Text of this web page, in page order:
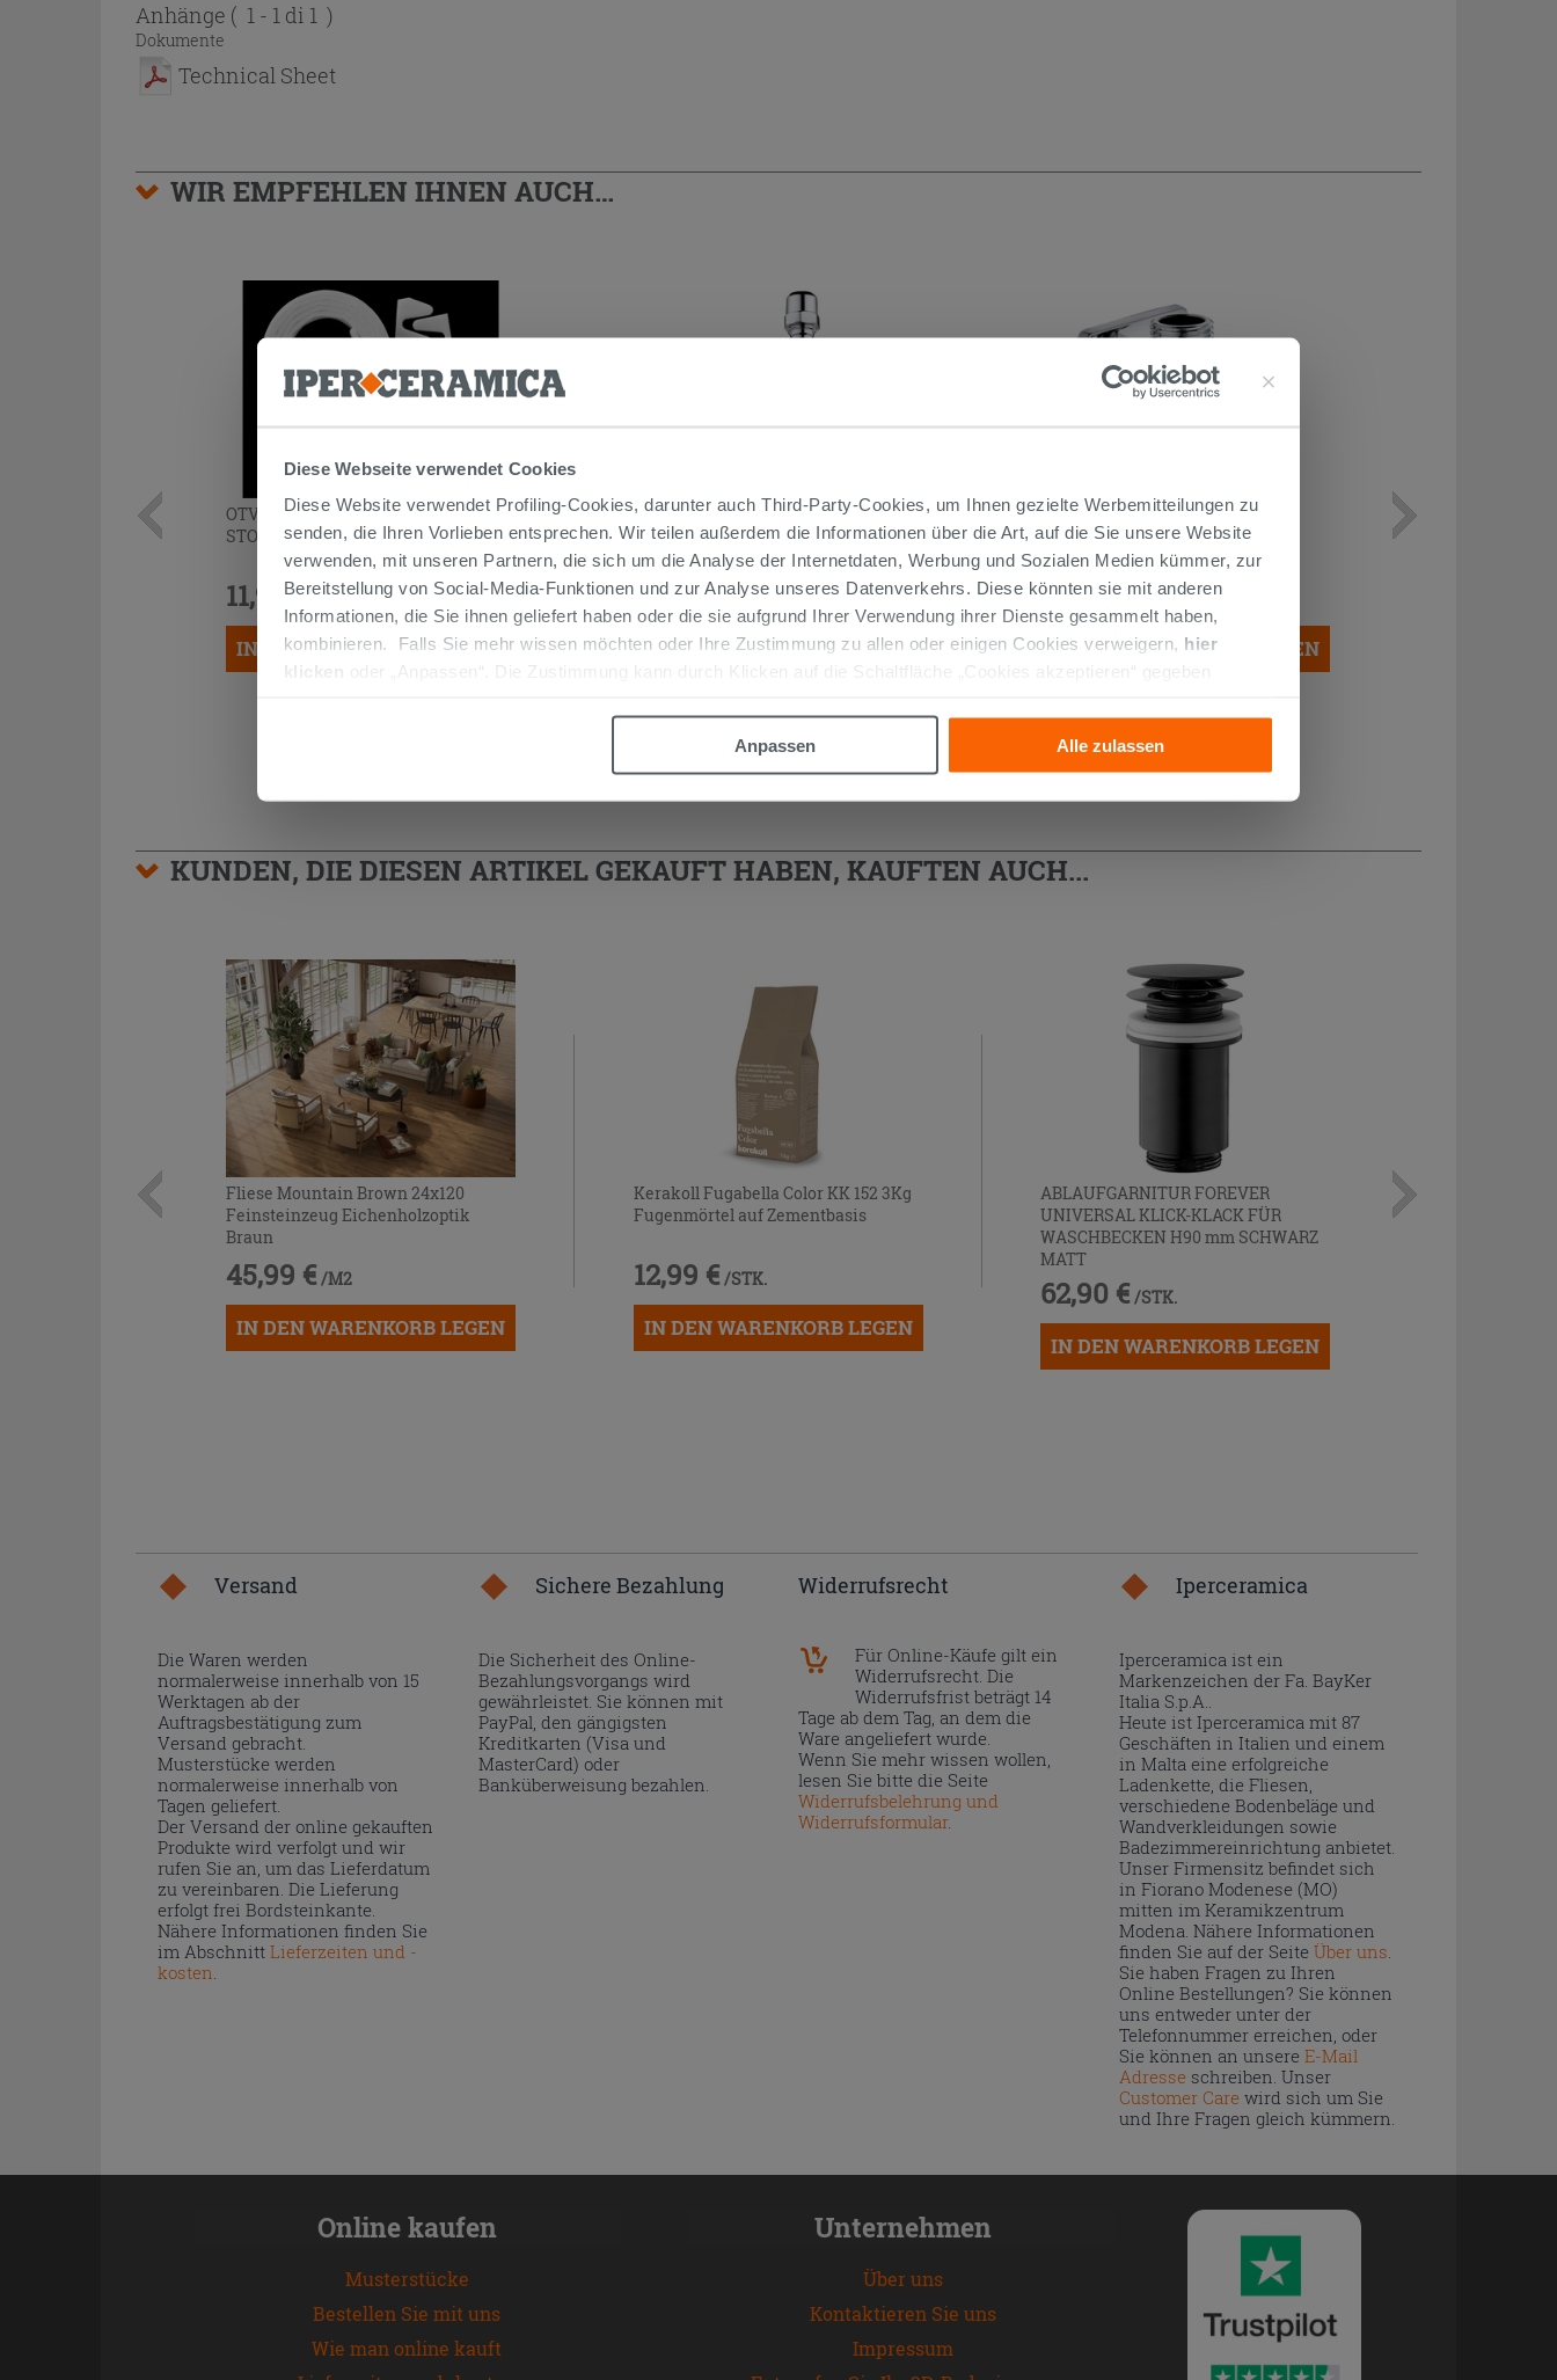
Diese Webseite verwendet Cookies
Diese Website verwendet Profiling-Cookies, darunter auch Third-Party-Cookies, um Ihnen gezielte Werbemitteilungen zu
senden, die Ihren Vorlieben entsprechen. Wir teilen außerdem die Informationen über die Art, auf die Sie unsere Website
verwenden, mit unseren Partnern, die sich um die Analyse der Internetdaten, Werbung und Sozialen Medien kümmer, zur
Bereitstellung von Social-Media-Funktionen und zur Analyse unseres Datenverkehrs. Diese könnten sie mit anderen
Informationen, die Sie ihnen geliefert haben oder die sie aufgrund Ihrer Verwendung ihrer Dienste gesammelt haben,
kombinieren. Falls Sie mehr wissen möchten oder Ihre Zustimmung zu allen oder einigen Cookies verweigern, hier
klicken
oder „Anpassen“. Die Zustimmung kann durch Klicken auf die Schaltfläche „Cookies akzeptieren“ gegeben
Anpassen
Alle zulassen
Anhänge ( 1 - 1 di 1 )
Dokumente
Technical Sheet
WIR EMPFEHLEN IHNEN AUCH…
OTVAL ZIG-ZAG UNIVERSAL-
STOSSSCHUTZSATZ FÜR SANITÄRE
11,90 € /STK.
IN DEN WARENKORB LEGEN
WASSERHAHN ZUR MONTAGE
UNTER DEM WASCHBECKEN MIT
FILTER UND GELENK CHROM
12,90 € /STK.
IN DEN WARENKORB LEGEN
WASSERHAHN ZUR MONTAGE
UNTER DEM WASCHBECKEN
QUADRATISCH CHROM
14,90 € /STK.
IN DEN WARENKORB LEGEN
KUNDEN, DIE DIESEN ARTIKEL GEKAUFT HABEN, KAUFTEN AUCH...
Fliese Mountain Brown 24x120
Feinsteinzeug Eichenholzoptik
Braun
45,99 € /M2
IN DEN WARENKORB LEGEN
Kerakoll Fugabella Color KK 152 3Kg
Fugenmörtel auf Zementbasis
12,99 € /STK.
IN DEN WARENKORB LEGEN
ABLAUFGARNITUR FOREVER
UNIVERSAL KLICK-KLACK FÜR
WASCHBECKEN H90 mm SCHWARZ
MATT
62,90 € /STK.
IN DEN WARENKORB LEGEN
Versand
Die Waren werden
normalerweise innerhalb von 15
Werktagen ab der
Auftragsbestätigung zum
Versand gebracht.
Musterstücke werden
normalerweise innerhalb von
Tagen geliefert.
Der Versand der online gekauften
Produkte wird verfolgt und wir
rufen Sie an, um das Lieferdatum
zu vereinbaren. Die Lieferung
erfolgt frei Bordsteinkante.
Nähere Informationen finden Sie
im Abschnitt Lieferzeiten und -
kosten.
Sichere Bezahlung
Die Sicherheit des Online-
Bezahlungsvorgangs wird
gewährleistet. Sie können mit
PayPal, den gängigsten
Kreditkarten (Visa und
MasterCard) oder
Banküberweisung bezahlen.
Widerrufsrecht
Für Online-Käufe gilt ein
Widerrufsrecht. Die
Widerrufsfrist beträgt 14
Tage ab dem Tag, an dem die
Ware angeliefert wurde.
Wenn Sie mehr wissen wollen,
lesen Sie bitte die Seite
Widerrufsbelehrung und
Widerrufsformular.
Iperceramica
Iperceramica ist ein
Markenzeichen der Fa. BayKer
Italia S.p.A..
Heute ist Iperceramica mit 87
Geschäften in Italien und einem
in Malta eine erfolgreiche
Ladenkette, die Fliesen,
verschiedene Bodenbeläge und
Wandverkleidungen sowie
Badezimmereinrichtung anbietet.
Unser Firmensitz befindet sich
in Fiorano Modenese (MO)
mitten im Keramikzentrum
Modena. Nähere Informationen
finden Sie auf der Seite Über uns.
Sie haben Fragen zu Ihren
Online Bestellungen? Sie können
uns entweder unter der
Telefonnummer erreichen, oder
Sie können an unsere E-Mail
Adresseschreiben. Unser
Customer Carewird sich um Sie
und Ihre Fragen gleich kümmern.
Online kaufen
Musterstücke
Bestellen Sie mit uns
Wie man online kauft
Unternehmen
Über uns
Kontaktieren Sie uns
Impressum